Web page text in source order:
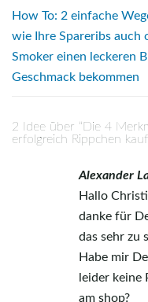
How To: 2 einfache
wie Ihre Spareribs auch
Smoker einen leckeren
Geschmack bekommen
2 Idee über “Die 4
erfolgreich Rippchen
Alexander
Hallo
danke für
das sehr zu
Habe mir
leider keine
am shop?